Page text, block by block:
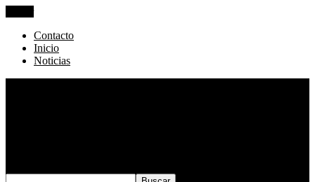
Contacto
Inicio
Noticias